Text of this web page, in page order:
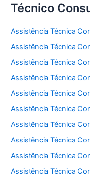
Técnico
Assistência Técnica
Assistência Técnica
Assistência Técnica
Assistência Técnica
Assistência Técnica
Assistência Técnica
Assistência Técnica
Assistência Técnica
Assistência Técnica
Assistência Técnica